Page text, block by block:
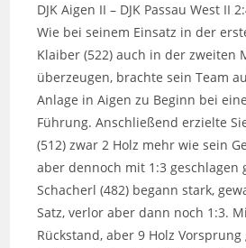
DJK Aigen II – DJK Passau West II
Wie bei seinem Einsatz in der
Klaiber (522) auch in der zweiten
überzeugen, brachte sein Team
Anlage in Aigen zu Beginn bei
Führung. Anschließend erzielte
(512) zwar 2 Holz mehr wie sein
aber dennoch mit 1:3 geschlagen
Schacherl (482) begann stark,
Satz, verlor aber dann noch 1:3.
Rückstand, aber 9 Holz